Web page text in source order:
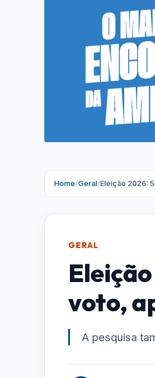
Home/Geral/Eleição 2026:
GERAL
voto,
A pesquisa